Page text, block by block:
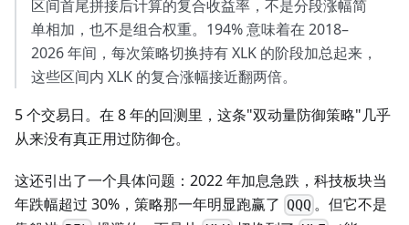
区间首尾拼接后计算的复合收益率，不是分段涨幅简
单相加，也不是组合权重。194% 意味着在 2018–
2026 年间，每次策略切换持有 XLK 的阶段加总起来，
这些区间内 XLK 的复合涨幅接近翻两倍。
5 个交易日。在 8 年的回测里，这条"双动量防御策略"几乎
从来没有真正用过防御仓。
这还引出了一个具体问题：2022 年加息急跌，科技板块当
年跌幅超过 30%，策略那一年明显跑赢了 QQQ 。但它不是